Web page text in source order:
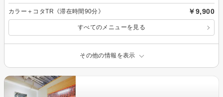
カラー＋コタTR《滞在時間90分》 ￥9,900
すべてのメニューを見る
その他の情報を表示